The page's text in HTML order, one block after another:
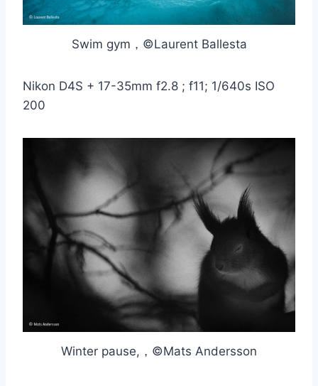
Swim gym，©Laurent Ballesta
Nikon D4S + 17-35mm f2.8 ; f11; 1/640s ISO
200
Winter pause,，©Mats Andersson